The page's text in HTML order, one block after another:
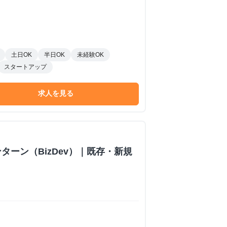
土日OK 半日OK
未経験OK
スタートアップ
求人を見る
ーン（BizDev）｜既存・新規